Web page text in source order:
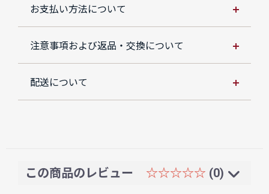
お支払い方法について
注意事項および返品・交換について
配送について
この商品のレビュー ☆☆☆☆☆ (0)